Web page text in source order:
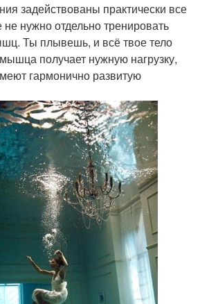
задействованы практически все
нужно отдельно тренировать
Ты плывешь, и всё твое тело
получает нужную нагрузку,
гармонично развитую